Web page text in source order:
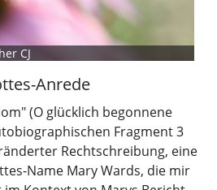
CJ
Anrede
(O glücklich begonnene
Fragment 3
Rechtschreibung, eine
Name Mary Wards, die mir